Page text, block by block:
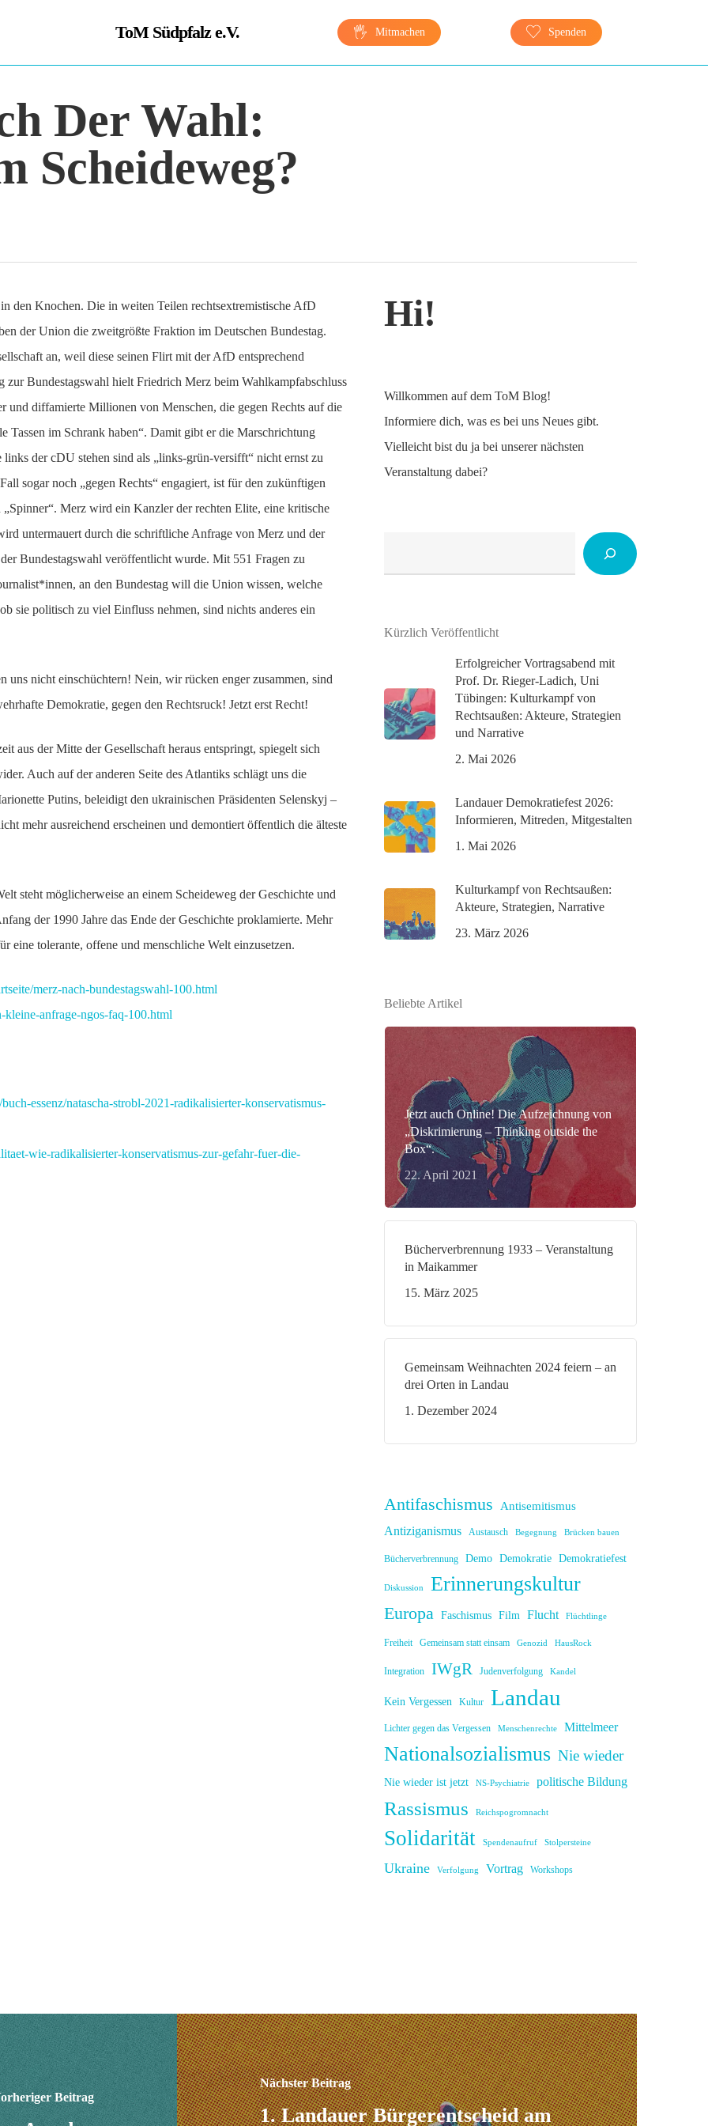
ToM Südpfalz e.V. Mitmachen Spenden
Der Wahl:
Scheideweg?
den Knochen. Die in weiten Teilen rechtsextremistische AfD
der Union die zweitgrößte Fraktion im Deutschen Bundestag.
an, weil diese seinen Flirt mit der AfD entsprechend
Bundestagswahl hielt Friedrich Merz beim Wahlkampfabschluss
und diffamierte Millionen von Menschen, die gegen Rechts auf die
Tassen im Schrank haben“. Damit gibt er die Marschrichtung
der cDU stehen sind als „links-grün-versifft“ nicht ernst zu
sogar noch „gegen Rechts“ engagiert, ist für den zukünftigen
Merz wird ein Kanzler der rechten Elite, eine kritische
untermauert durch die schriftliche Anfrage von Merz und der
Bundestagswahl veröffentlicht wurde. Mit 551 Fragen zu
an den Bundestag will die Union wissen, welche
sie politisch zu viel Einfluss nehmen, sind nichts anderes ein
uns nicht einschüchtern! Nein, wir rücken enger zusammen, sind
Demokratie, gegen den Rechtsruck! Jetzt erst Recht!
aus der Mitte der Gesellschaft heraus entspringt, spiegelt sich
Auch auf der anderen Seite des Atlantiks schlägt uns die
Putins, beleidigt den ukrainischen Präsidenten Selenskyj –
mehr ausreichend erscheinen und demontiert öffentlich die älteste
steht möglicherweise an einem Scheideweg der Geschichte und
der 1990 Jahre das Ende der Geschichte proklamierte. Mehr
eine tolerante, offene und menschliche Welt einzusetzen.
merz-nach-bundestagswahl-100.html
anfrage-ngos-faq-100.html
essenz/natascha-strobl-2021-radikalisierter-konservatismus-
wie-radikalisierter-konservatismus-zur-gefahr-fuer-die-
Hi!
Willkommen auf dem ToM Blog!
Informiere dich, was es bei uns Neues gibt.
Vielleicht bist du ja bei unserer nächsten
Veranstaltung dabei?
Kürzlich Veröffentlicht
Erfolgreicher Vortragsabend mit
Prof. Dr. Rieger-Ladich, Uni
Tübingen: Kulturkampf von
Rechtsaußen: Akteure, Strategien
und Narrative
2. Mai 2026
Landauer Demokratiefest 2026:
Informieren, Mitreden, Mitgestalten
1. Mai 2026
Kulturkampf von Rechtsaußen:
Akteure, Strategien, Narrative
23. März 2026
Beliebte Artikel
Jetzt auch Online! Die Aufzeichnung von
„Diskrimierung – Thinking outside the
Box“.
22. April 2021
Bücherverbrennung 1933 – Veranstaltung
in Maikammer
15. März 2025
Gemeinsam Weihnachten 2024 feiern – an
drei Orten in Landau
1. Dezember 2024
Antifaschismus Antisemitismus
Antiziganismus Austausch Begegnung Brücken bauen
Bücherverbrennung Demo Demokratie Demokratiefest
Diskussion Erinnerungskultur
Europa Faschismus Film Flucht Flüchtlinge
Freiheit Gemeinsam statt einsam Genozid HausRock
Integration IWgR Judenverfolgung Kandel
Kein Vergessen Kultur Landau
Lichter gegen das Vergessen Menschenrechte Mittelmeer
Nationalsozialismus Nie wieder
Nie wieder ist jetzt NS-Psychiatrie politische Bildung
Rassismus Reichspogromnacht
Solidarität Spendenaufruf Stolpersteine
Ukraine Verfolgung Vortrag Workshops
Beitrag
Nächster Beitrag
1. Landauer Bürgerentscheid am